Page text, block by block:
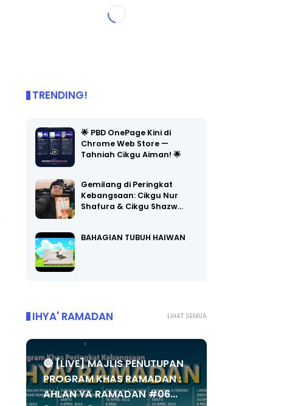
TRENDING!
🌟 PBD OnePage Kini di
Chrome Web Store —
Tahniah Cikgu Aiman! 🌟
Gemilang di Peringkat
Kebangsaan: Cikgu Nur
Shafura & Cikgu Shazw…
BAHAGIAN TUBUH HAIWAN
LIHAT SEMUA
IHYA' RAMADAN
🔴 [LIVE] MAJLIS PENUTUPAN
PROGRAM KHAS RAMADAN :
AHLAN YA RAMADAN #06...